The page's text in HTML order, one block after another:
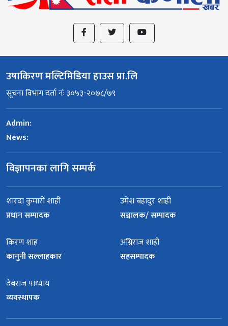
उषाकिरण मल्टिमिडिया हाउस प्रा.लि
सूचना विभाग दर्ता नंः ३०५३-२०७८/७९
Admin:
News:
विज्ञापनका लागि सम्पर्क
शारदा कुमारी शाही
प्रधान सम्पादक
उमेश बहादुर शाही
सञ्चालक/ सम्पादक
किरण शाह
कानुनी सल्लाहकार
अग्निराज शाही
सहसम्पादक
देबराज पाध्याय
व्यवस्थापक